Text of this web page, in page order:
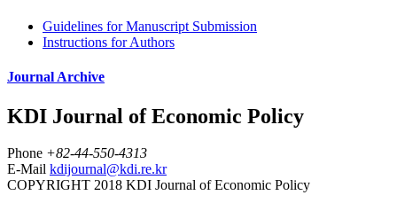
Guidelines for Manuscript Submission
Instructions for Authors
Journal Archive
KDI Journal of Economic Policy
Phone +82-44-550-4313
E-Mail kdijournal@kdi.re.kr
COPYRIGHT 2018 KDI Journal of Economic Policy